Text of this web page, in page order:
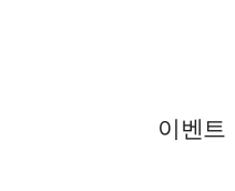
이벤트